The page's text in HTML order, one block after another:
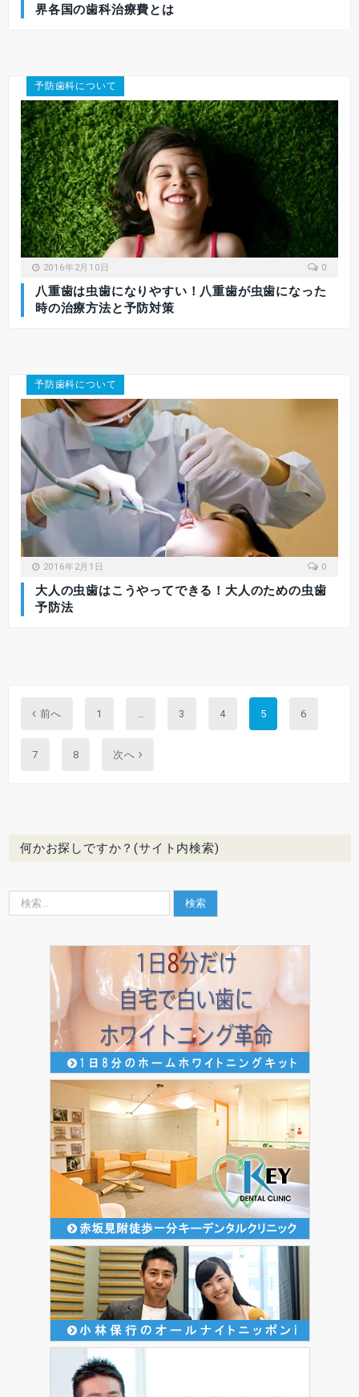
界各国の歯科治療費とは
予防歯科について
2016年2月10日 0
八重歯は虫歯になりやすい！八重歯が虫歯になった
時の治療方法と予防対策
予防歯科について
2016年2月1日 0
大人の虫歯はこうやってできる！大人のための虫歯
予防法
前へ Previous1 … 3 4 5 6
7 8 Next
次へ
何かお探しですか？(サイト内検索)